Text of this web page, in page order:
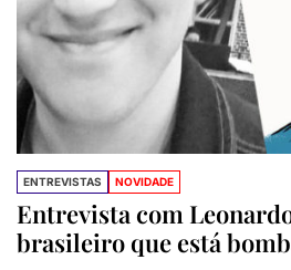
ENTREVISTAS NOVIDADE
Entrevista com
brasileiro que está